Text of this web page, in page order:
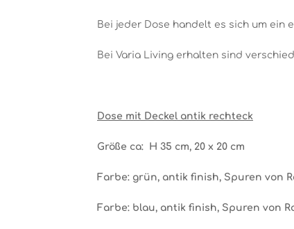
Bei jeder Dose handelt es sich um ein
Bei Varia Living erhalten sind
Dose mit Deckel antik rechteck
Größe ca: H 35 cm, 20 x 20 cm
Farbe: grün, antik finish, Spuren von
Farbe: blau, antik finish, Spuren von